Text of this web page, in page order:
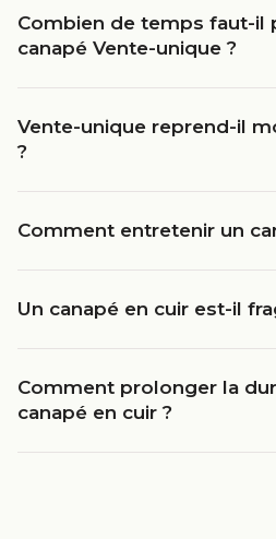
Combien de temps faut-il
canapé Vente-unique ?
Vente-unique reprend-il
?
Comment entretenir un
Un canapé en cuir est-il
Comment prolonger la
canapé en cuir ?